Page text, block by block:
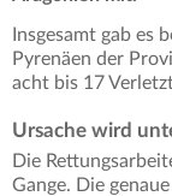
Insgesamt gab es
Pyrenäen der
acht bis 17
Ursache wird
Die
Gange. Die